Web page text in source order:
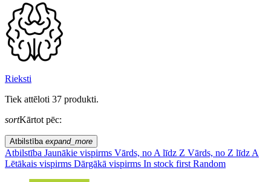
Rieksti
Tiek attēloti 37 produkti.
sortKārtot pēc:
Atbilstība expand_more
Atbilstība Jaunākie vispirms Vārds, no A līdz Z Vārds, no Z līdz A
Lētākais vispirms Dārgākā vispirms In stock first Random